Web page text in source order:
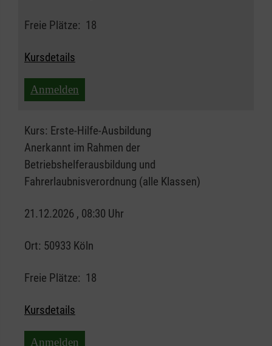
Freie Plätze: 18
Kursdetails
Anmelden
Kurs: Erste-Hilfe-Ausbildung
Anerkannt im Rahmen der
Betriebshelferausbildung und
Fahrerlaubnisverordnung (alle Klassen)
21.12.2026 , 08:30 Uhr
Ort: 50933 Köln
Freie Plätze: 18
Kursdetails
Anmelden